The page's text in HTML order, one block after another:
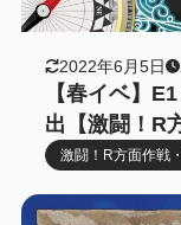
2022年6月5日
【春イベ】
出【激闘！R
激闘！R方面作戦